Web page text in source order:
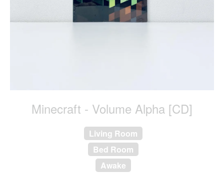
Minecraft - Volume Alpha [CD]
Living Room
Bed Room
Awake